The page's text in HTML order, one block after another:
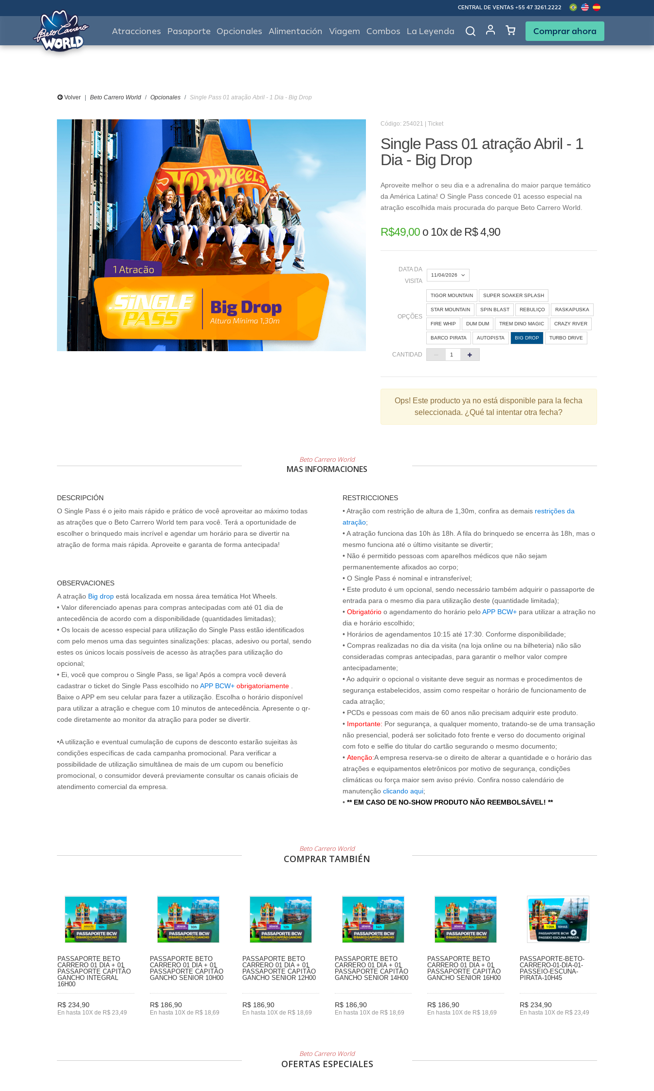
CENTRAL DE VENTAS +55 47 3261.2222
Atracciones Pasaporte Opcionales Alimentación Viagem Combos La Leyenda Comprar ahora
Volver Beto Carrero World Opcionales Single Pass 01 atração Abril - 1 Dia - Big Drop
Código: 254021 | Ticket
Single Pass 01 atração Abril - 1
Dia - Big Drop
Aproveite melhor o seu dia e a adrenalina do maior parque temático
da América Latina! O Single Pass concede 01 acesso especial na
atração escolhida mais procurada do parque Beto Carrero World.
R$49,00o 10x de R$ 4,90
DATA DA
VISITA
11/04/2026
« Agosto 2026 »
D S Q Q S S
1
24 27 28 29
30 31
OPÇÕES
TIGOR MOUNTAIN SUPER SOAKER SPLASH
STAR MOUNTAIN SPIN BLAST REBULIÇO RASKAPUSKA
FIRE WHIP DUM DUM TREM DINO MAGIC CRAZY RIVER
BARCO PIRATA AUTOPISTA BIG DROP TURBO DRIVE
CANTIDAD
Ops! Este producto ya no está disponible para la fecha
seleccionada. ¿Qué tal intentar otra fecha?
Beto Carrero World
MAS INFORMACIONES
DESCRIPCIÓN
O Single Pass é o jeito mais rápido e prático de você aproveitar ao máximo todas
as atrações que o Beto Carrero World tem para você. Terá a oportunidade de
escolher o brinquedo mais incrível e agendar um horário para se divertir na
atração de forma mais rápida. Aproveite e garanta de forma antecipada!
OBSERVACIONES
A atração Big drop está localizada em nossa área temática Hot Wheels.
• Valor diferenciado apenas para compras antecipadas com até 01 dia de
antecedência de acordo com a disponibilidade (quantidades limitadas);
• Os locais de acesso especial para utilização do Single Pass estão identificados
com pelo menos uma das seguintes sinalizações: placas, adesivo ou portal, sendo
estes os únicos locais possíveis de acesso às atrações para utilização do
opcional;
• Ei, você que comprou o Single Pass, se liga! Após a compra você deverá
cadastrar o ticket do Single Pass escolhido noAPP BCW+ obrigatoriamente
Baixe o APP em seu celular para fazer a utilização. Escolha o horário disponível
para utilizar a atração e chegue com 10 minutos de antecedência. Apresente o qr-
code diretamente ao monitor da atração para poder se divertir.
•A utilização e eventual cumulação de cupons de desconto estarão sujeitas às
condições específicas de cada campanha promocional. Para verificar a
possibilidade de utilização simultânea de mais de um cupom ou benefício
promocional, o consumidor deverá previamente consultar os canais oficiais de
atendimento comercial da empresa.
RESTRICCIONES
• Atração com restrição de altura de 1,30m, confira as demais restrições da
atração;
• A atração funciona das 10h às 18h. A fila do brinquedo se encerra às 18h, mas o
mesmo funciona até o último visitante se divertir;
• Não é permitido pessoas com aparelhos médicos que não sejam
permanentemente afixados ao corpo;
• O Single Pass é nominal e intransferível;
• Este produto é um opcional, sendo necessário também adquirir o passaporte de
entrada para o mesmo dia para utilização deste (quantidade limitada);
• Obrigatório o agendamento do horário peloAPP BCW+ para utilizar a atração no
dia e horário escolhido;
• Horários de agendamentos 10:15 até 17:30. Conforme disponibilidade;
• Compras realizadas no dia da visita (na loja online ou na bilheteria) não são
consideradas compras antecipadas, para garantir o melhor valor compre
antecipadamente;
• Ao adquirir o opcional o visitante deve seguir as normas e procedimentos de
segurança estabelecidos, assim como respeitar o horário de funcionamento de
cada atração;
• PCDs e pessoas com mais de 60 anos não precisam adquirir este produto.
• Importante: Por segurança, a qualquer momento, tratando-se de uma transação
não presencial, poderá ser solicitado foto frente e verso do documento original
com foto e selfie do titular do cartão segurando o mesmo documento;
• Atenção:A empresa reserva-se o direito de alterar a quantidade e o horário das
atrações e equipamentos eletrônicos por motivo de segurança, condições
climáticas ou força maior sem aviso prévio. Confira nosso calendário de
manutenção clicando aqui;
• ** EM CASO DE NO-SHOW PRODUTO NÃO REEMBOLSÁVEL! **
Beto Carrero World
COMPRAR TAMBIÉN
PASSAPORTE BETO
CARRERO 01 DIA + 01
PASSAPORTE CAPITÃO
GANCHO INTEGRAL
16H00
R$ 234,90
En hasta 10X de R$ 23,49
PASSAPORTE BETO
CARRERO 01 DIA + 01
PASSAPORTE CAPITÃO
GANCHO SENIOR 10H00
R$ 186,90
En hasta 10X de R$ 18,69
PASSAPORTE BETO
CARRERO 01 DIA + 01
PASSAPORTE CAPITÃO
GANCHO SENIOR 12H00
R$ 186,90
En hasta 10X de R$ 18,69
PASSAPORTE BETO
CARRERO 01 DIA + 01
PASSAPORTE CAPITÃO
GANCHO SENIOR 14H00
R$ 186,90
En hasta 10X de R$ 18,69
PASSAPORTE BETO
CARRERO 01 DIA + 01
PASSAPORTE CAPITÃO
GANCHO SENIOR 16H00
R$ 186,90
En hasta 10X de R$ 18,69
PASSAPORTE-BETO-
CARRERO-01-DIA-01-
PASSEIO-ESCUNA-
PIRATA-10H45
R$ 234,90
En hasta 10X de R$ 23,49
Beto Carrero World
OFERTAS ESPECIALES